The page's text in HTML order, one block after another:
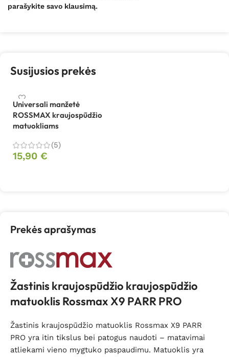
parašykite savo klausimą.
Susijusios prekės
Universali manžetė
ROSSMAX kraujospūdžio
matuokliams
(5)
15,90 €
Prekės aprašymas
Žastinis kraujospūdžio kraujospūdžio
matuoklis Rossmax X9 PARR PRO
Žastinis kraujospūdžio matuoklis Rossmax X9 PARR
PRO yra itin tikslus bei patogus naudoti – matavimai
atliekami vieno mygtuko paspaudimu. Matuoklis yra